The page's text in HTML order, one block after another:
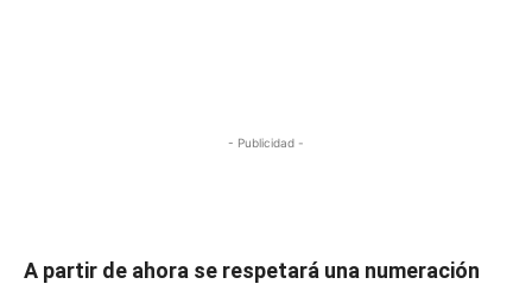
- Publicidad -
A partir de ahora se respetará una numeración